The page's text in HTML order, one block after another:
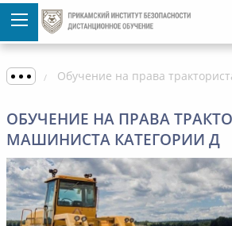
ОБУЧЕНИЕ НА ПРАВА
МАШИНИСТА КАТЕГОРИИ Д